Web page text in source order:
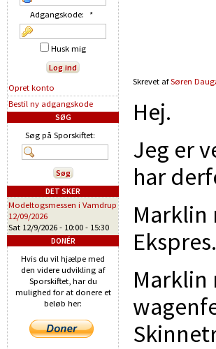
Skrevet afSøren
Hej.
Jeg er
har
Marklin
Marklin
Adgangskode: *
Husk mig
Opret konto
Bestil ny adgangskode
SØG
Søg på Sporskiftet:
DET SKER
Modeltogsmessen i Vamdrup
12/09/2026
Sat 12/9/2026 - 10:00 - 15:30
DONÉR
Hvis du vil hjælpe med
den videre udvikling af
Sporskiftet, har du
mulighed for at donere et
beløb her: